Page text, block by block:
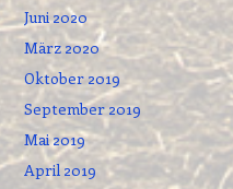
Juni 2020
März 2020
Oktober 2019
September 2019
Mai 2019
April 2019